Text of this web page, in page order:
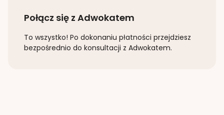
Połącz się z Adwokatem
To wszystko! Po dokonaniu płatności przejdziesz
bezpośrednio do konsultacji z Adwokatem.